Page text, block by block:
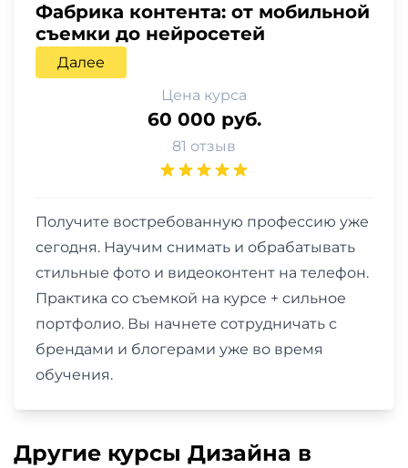
Фабрика контента: от мобильной
съемки до нейросетей
Далее
Цена курса
60 000 руб.
81 отзыв
Получите востребованную профессию уже
сегодня. Научим снимать и обрабатывать
стильные фото и видеоконтент на телефон.
Практика со съемкой на курсе + сильное
портфолио. Вы начнете сотрудничать с
брендами и блогерами уже во время
обучения.
Другие курсы Дизайна в